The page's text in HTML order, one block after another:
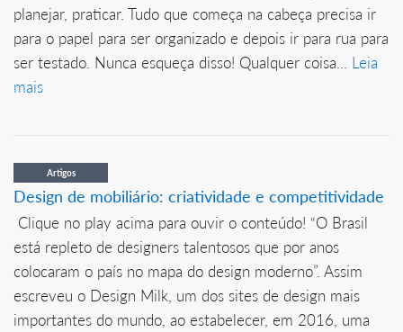
planejar, praticar. Tudo que começa na cabeça precisa ir
para o papel para ser organizado e depois ir para rua para
ser testado. Nunca esqueça disso! Qualquer coisa... Leia
mais
Artigos
Design de mobiliário: criatividade e competitividade
Clique no play acima para ouvir o conteúdo! “O Brasil
está repleto de designers talentosos que por anos
colocaram o país no mapa do design moderno”. Assim
escreveu o Design Milk, um dos sites de design mais
importantes do mundo, ao estabelecer, em 2016, uma